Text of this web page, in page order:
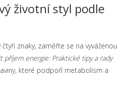
životní styl podle
znaky, zaměřte se na vyváženou
příjem energie: Praktické tipy a rady
které podpoří metabolism a